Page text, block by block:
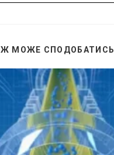
в
МОЖЕ СПОДОБАТИСЬ